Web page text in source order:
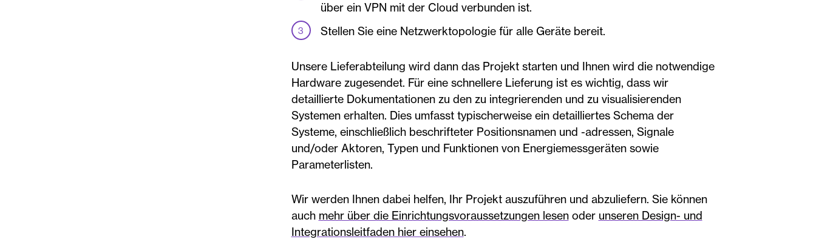
über ein VPN mit der Cloud verbunden ist.
Stellen Sie eine Netzwerktopologie für alle Geräte bereit.
Unsere Lieferabteilung wird dann das Projekt starten und Ihnen wird die notwendige
Hardware zugesendet. Für eine schnellere Lieferung ist es wichtig, dass wir
detaillierte Dokumentationen zu den zu integrierenden und zu visualisierenden
Systemen erhalten. Dies umfasst typischerweise ein detailliertes Schema der
Systeme, einschließlich beschrifteter Positionsnamen und -adressen, Signale
und/oder Aktoren, Typen und Funktionen von Energiemessgeräten sowie
Parameterlisten.
Wir werden Ihnen dabei helfen, Ihr Projekt auszuführen und abzuliefern. Sie können
auch mehr über die Einrichtungsvoraussetzungen lesenoder unseren Design- und
Integrationsleitfaden hier einsehen.